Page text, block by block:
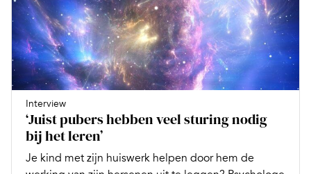
Interview
‘Juist pubers hebben veel sturing nodig
bij het leren’
Je kind met zijn huiswerk helpen door hem de